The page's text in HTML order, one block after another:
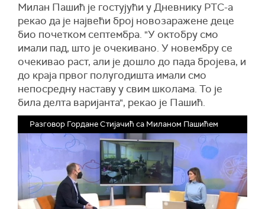
Милан Пашић је гостујући у Дневнику РТС-а
рекао да је највећи број новозаражене деце
био почетком септембра. "У октобру смо
имали пад, што је очекивано. У новембру се
очекивао раст, али је дошло до пада бројева, и
до краја првог полугодишта имали смо
непосредну наставу у свим школама. То је
била делта варијанта", рекао је Пашић.
Разговор Гордане Стијачић са Миланом Пашићем